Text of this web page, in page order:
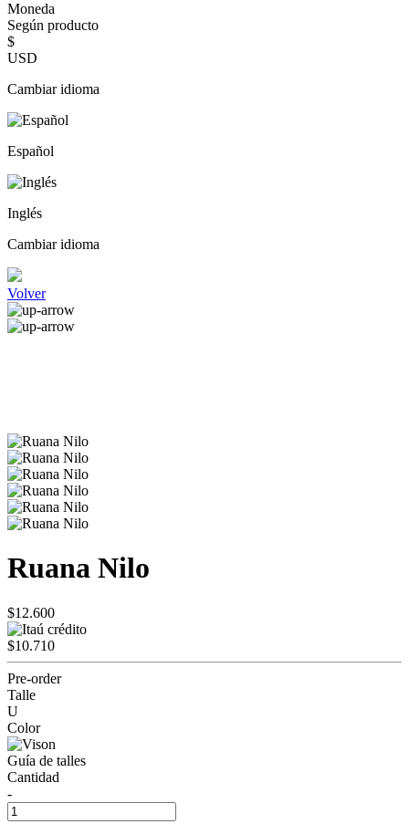
Moneda
Según producto
$
USD
Cambiar idioma
Español
Inglés
Cambiar idioma
Volver
Ruana Nilo
$12.600
$10.710
Pre-order
Talle
U
Color
Guía de talles
Cantidad
-